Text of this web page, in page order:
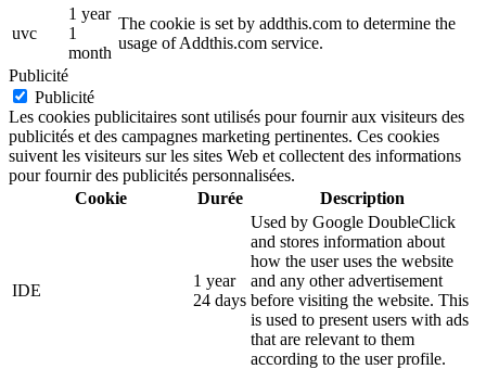
uvc
1 year
1
month
The cookie is set by addthis.com to determine the
usage of Addthis.com service.
Publicité
Publicité
Les cookies publicitaires sont utilisés pour fournir aux visiteurs des
publicités et des campagnes marketing pertinentes. Ces cookies
suivent les visiteurs sur les sites Web et collectent des informations
pour fournir des publicités personnalisées.
Cookie
Durée Description
IDE
1 year
24 days
Used by Google DoubleClick
and stores information about
how the user uses the website
and any other advertisement
before visiting the website. This
is used to present users with ads
that are relevant to them
according to the user profile.